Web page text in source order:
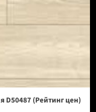
D50487 (Рейтинг цен)